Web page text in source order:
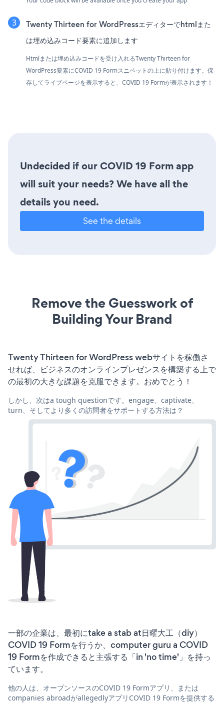
Twenty Thirteen for WordPressエディターでhtmlまた
は埋め込みコード要素に追加します
Htmlまたは埋め込みコードを受け入れるTwenty Thirteen for
WordPress要素にCOVID 19 Formスニペットの上に貼り付けます。保
存してライブページを表示すると、COVID 19 Formが表示されます！
Undecided if our COVID 19 Form app
will suit your needs? We have all the
details you need.
See the details
Remove the Guesswork of
Building Your Brand
Twenty Thirteen for WordPress webサイトを稼働さ
せれば、ビジネスのオンラインプレゼンスを構築する上で
の最初の大きな課題を克服できます。おめでとう！
しかし、次はa tough questionです。engage、captivate、
turn、そしてより多くの訪問者をサポートする方法は？
一部の企業は、最初にtake a stab at日曜大工（diy）
COVID 19 Formを行うか、computer guru a COVID
19 Formを作成できると主張する「in 'no time'」を持っ
ています。
他の人は、オープンソースのCOVID 19 Formアプリ、または
companies abroadがallegedlyアプリCOVID 19 Formを提供する